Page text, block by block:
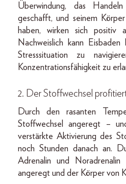
Überwindung, das
geschafft, und seinem
haben, wirken sich positiv
Nachweislich kann
Stresssituation zu
Konzentrationsfähigkeit zu
2. Der Stoffwechsel
Durch den rasanten
Stoffwechsel angeregt –
verstärkte Aktivierung des
noch Stunden danach an.
Adrenalin und
angeregt und der Körper von